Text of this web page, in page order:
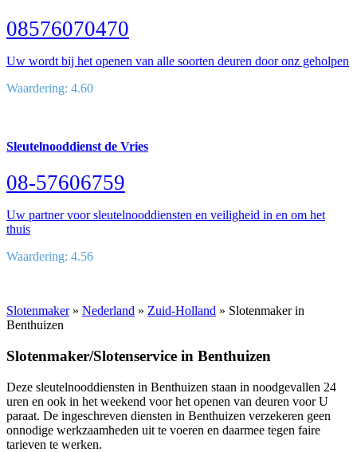
08576070470
Uw wordt bij het openen van alle soorten deuren door onz geholpen
Waardering: 4.60
Sleutelnooddienst de Vries
08-57606759
Uw partner voor sleutelnooddiensten en veiligheid in en om het
thuis
Waardering: 4.56
Slotenmaker» Nederland » Zuid-Holland » Slotenmaker in
Benthuizen
Slotenmaker/Slotenservice in Benthuizen
Deze sleutelnooddiensten in Benthuizen staan in noodgevallen 24
uren en ook in het weekend voor het openen van deuren voor U
paraat. De ingeschreven diensten in Benthuizen verzekeren geen
onnodige werkzaamheden uit te voeren en daarmee tegen faire
tarieven te werken.